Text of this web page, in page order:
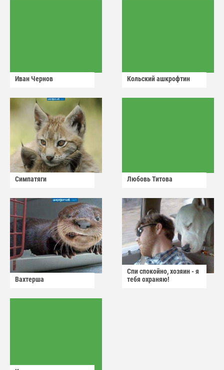
Иван Чернов Кольский ашкрофтин
Симпатяги Любовь Титова
Вахтерша
Спи спокойно, хозяин - я
тебя охраняю!